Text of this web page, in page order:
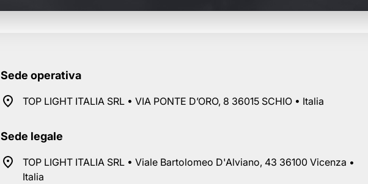
Sede operativa
TOP LIGHT ITALIA SRL • VIA PONTE D’ORO, 8 36015 SCHIO • Italia
Sede legale
TOP LIGHT ITALIA SRL • Viale Bartolomeo D'Alviano, 43 36100 Vicenza •
Italia